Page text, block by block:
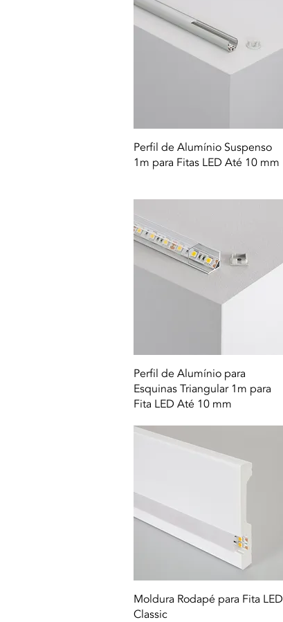
Quick View
Perfil de Alumínio Suspenso
1m para Fitas LED Até 10 mm
Quick View
Perfil de Alumínio para
Esquinas Triangular 1m para
Fita LED Até 10 mm
Quick View
Moldura Rodapé para Fita LED
Classic